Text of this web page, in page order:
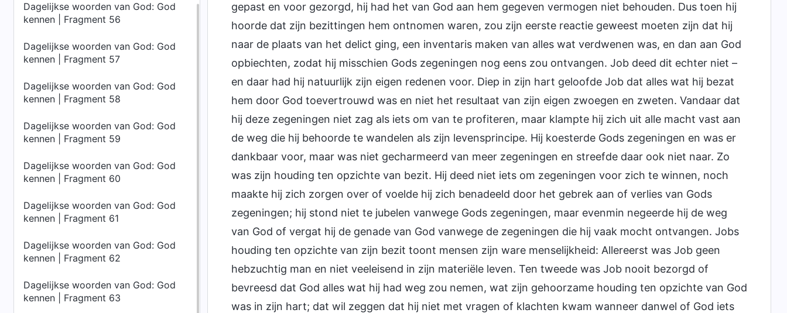
Dagelijkse woorden van God: God
kennen | Fragment 56
Dagelijkse woorden van God: God
kennen | Fragment 57
Dagelijkse woorden van God: God
kennen | Fragment 58
Dagelijkse woorden van God: God
kennen | Fragment 59
Dagelijkse woorden van God: God
kennen | Fragment 60
Dagelijkse woorden van God: God
kennen | Fragment 61
Dagelijkse woorden van God: God
kennen | Fragment 62
Dagelijkse woorden van God: God
kennen | Fragment 63
gepast en voor gezorgd, hij had het van God aan hem gegeven vermogen niet behouden. Dus toen hij
hoorde dat zijn bezittingen hem ontnomen waren, zou zijn eerste reactie geweest moeten zijn dat hij
naar de plaats van het delict ging, een inventaris maken van alles wat verdwenen was, en dan aan God
opbiechten, zodat hij misschien Gods zegeningen nog eens zou ontvangen. Job deed dit echter niet –
en daar had hij natuurlijk zijn eigen redenen voor. Diep in zijn hart geloofde Job dat alles wat hij bezat
hem door God toevertrouwd was en niet het resultaat van zijn eigen zwoegen en zweten. Vandaar dat
hij deze zegeningen niet zag als iets om van te profiteren, maar klampte hij zich uit alle macht vast aan
de weg die hij behoorde te wandelen als zijn levensprincipe. Hij koesterde Gods zegeningen en was er
dankbaar voor, maar was niet gecharmeerd van meer zegeningen en streefde daar ook niet naar. Zo
was zijn houding ten opzichte van bezit. Hij deed niet iets om zegeningen voor zich te winnen, noch
maakte hij zich zorgen over of voelde hij zich benadeeld door het gebrek aan of verlies van Gods
zegeningen; hij stond niet te jubelen vanwege Gods zegeningen, maar evenmin negeerde hij de weg
van God of vergat hij de genade van God vanwege de zegeningen die hij vaak mocht ontvangen. Jobs
houding ten opzichte van zijn bezit toont mensen zijn ware menselijkheid: Allereerst was Job geen
hebzuchtig man en niet veeleisend in zijn materiële leven. Ten tweede was Job nooit bezorgd of
bevreesd dat God alles wat hij had weg zou nemen, wat zijn gehoorzame houding ten opzichte van God
was in zijn hart; dat wil zeggen dat hij niet met vragen of klachten kwam wanneer danwel of God iets